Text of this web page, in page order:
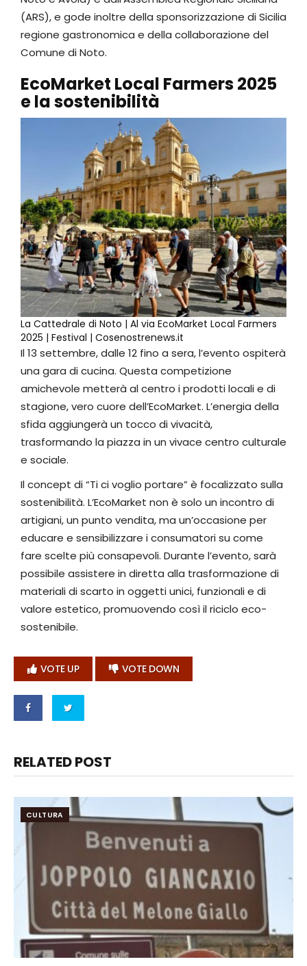
(ARS), e gode inoltre della sponsorizzazione di Sicilia
regione gastronomica e della collaborazione del
Comune di Noto.
EcoMarket Local Farmers2025
e la sostenibilità
La Cattedrale di Noto | Al via EcoMarket Local Farmers
2025 | Festival | Cosenostrenews.it
Il 13 settembre, dalle 12 fino a sera, l’evento ospiterà
una gara di cucina. Questa competizione
amichevole metterà al centro i prodotti locali e di
stagione, vero cuore dell’EcoMarket. L’energia della
sfida aggiungerà un tocco di vivacità,
trasformando la piazza in un vivace centro culturale
e sociale.
Il concept di “Ti ci voglio portare” è focalizzato sulla
sostenibilità. L’EcoMarket non è solo un incontro di
artigiani, un punto vendita, ma un’occasione per
educare e sensibilizzare i consumatori su come
fare scelte più consapevoli. Durante l’evento, sarà
possibile assistere in diretta alla trasformazione di
materiali di scarto in oggetti unici, funzionali e di
valore estetico, promuovendo così il riciclo eco-
sostenibile.
VOTE UP VOTE DOWN
RELATED POST
CULTURA